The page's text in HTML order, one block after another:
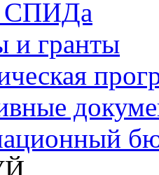
СПИДа
и гранты